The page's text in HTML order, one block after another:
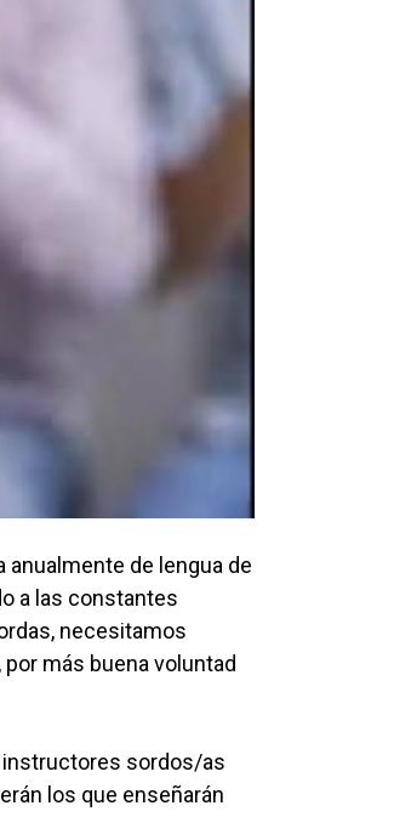
anualmente de lengua de
a las constantes
necesitamos
más buena voluntad
instructores sordos/as
los que enseñarán